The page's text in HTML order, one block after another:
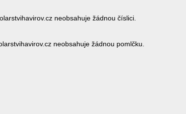
neobsahuje žádnou číslici.
neobsahuje žádnou pomlčku.